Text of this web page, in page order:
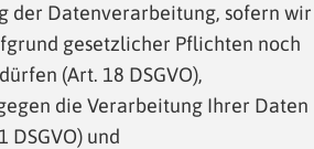
der Datenverarbeitung, sofern wir
gesetzlicher Pflichten noch
(Art. 18 DSGVO),
die Verarbeitung Ihrer Daten
DSGVO) und